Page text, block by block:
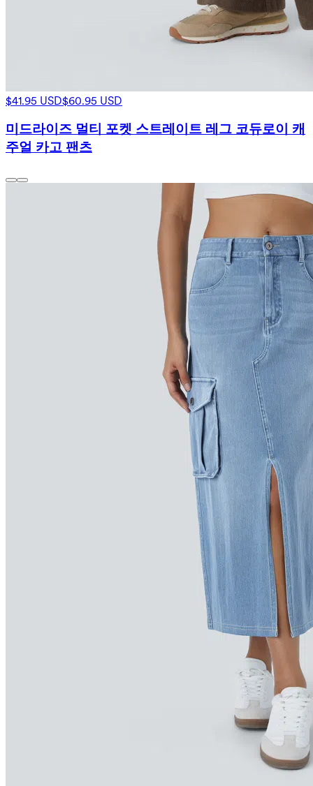
$41.95 USD$60.95 USD
미드라이즈 멀티 포켓 스트레이트 레그 코듀로이 캐
주얼 카고 팬츠